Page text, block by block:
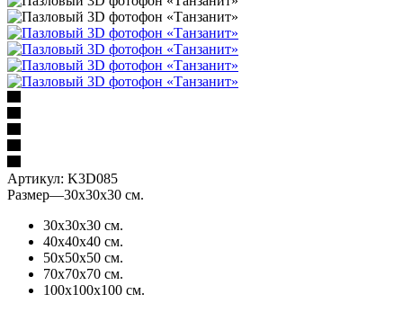
Артикул: K3D085
Размер—30х30х30 см.
30х30х30 см.
40х40х40 см.
50х50х50 см.
70х70х70 см.
100х100х100 см.